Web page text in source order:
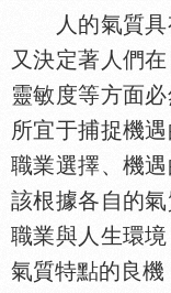
人的氣質具
又決定著人們
靈敏度等方面
所宜于捕捉機
職業選擇、機
該根據各自的
職業與人生環
氣質特點的良機